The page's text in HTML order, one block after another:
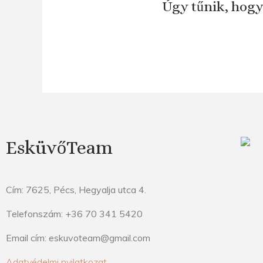
Úgy tűnik,
EsküvőTeam
Cím: 7625, Pécs, Hegyalja utca 4.
Telefonszám: +36 70 341 5420
Email cím: eskuvoteam@gmail.com